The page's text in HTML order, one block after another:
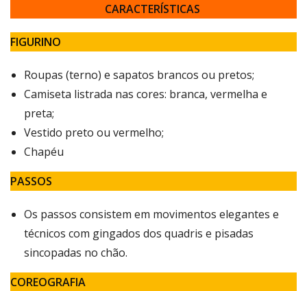
CARACTERÍSTICAS
FIGURINO
Roupas (terno) e sapatos brancos ou pretos;
Camiseta listrada nas cores: branca, vermelha e
preta;
Vestido preto ou vermelho;
Chapéu
PASSOS
Os passos consistem em movimentos elegantes e
técnicos com gingados dos quadris e pisadas
sincopadas no chão.
COREOGRAFIA